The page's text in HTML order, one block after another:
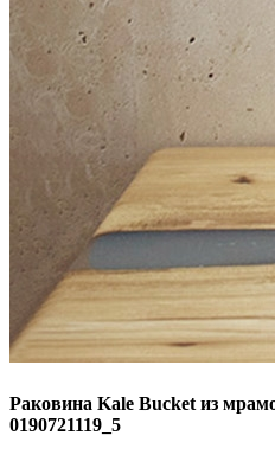
Раковина Kale Bucket из
0190721119_5